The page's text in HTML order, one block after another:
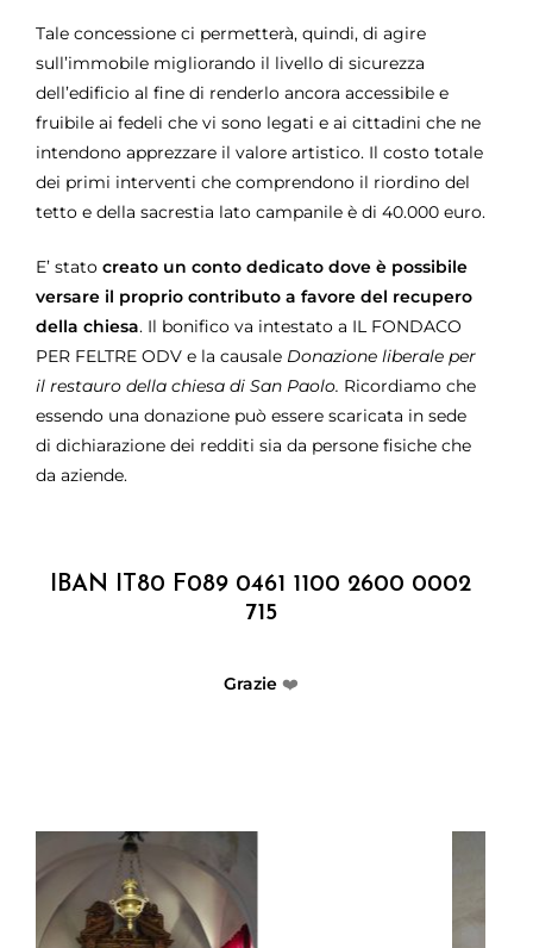
Tale concessione ci permetterà, quindi, di agire
sull’immobile migliorando il livello di sicurezza
dell’edificio al fine di renderlo ancora accessibile e
fruibile ai fedeli che vi sono legati e ai cittadini che ne
intendono apprezzare il valore artistico. Il costo totale
dei primi interventi che comprendono il riordino del
tetto e della sacrestia lato campanile è di 40.000 euro.
E’ stato creato un conto dedicato dove è possibile
versare il proprio contributo a favore del recupero
della chiesa. Il bonifico va intestato a IL FONDACO
PER FELTRE ODV e la causale Donazione liberale per
il restauro della chiesa di San Paolo. Ricordiamo che
essendo una donazione può essere scaricata in sede
di dichiarazione dei redditi sia da persone fisiche che
da aziende.
IBAN IT80 F089 0461 1100 2600 0002
715
Grazie ❤️